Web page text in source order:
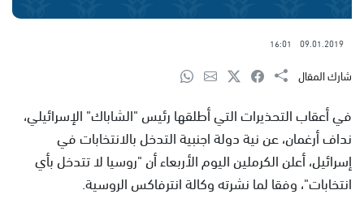
09.01.2019
16:01
شارك المقال
في أعقاب التحذيرات التي أطلقها رئيس "الشاباك" الإسرائيلي،
نداف أرغمان، عن نية دولة اجنبية التدخل بالانتخابات في
إسرائيل، أعلن الكرملين اليوم الأربعاء أن "روسيا لا تتدخل بأي
انتخابات"، وفقا لما نشرته وكالة انترفاكس الروسية.